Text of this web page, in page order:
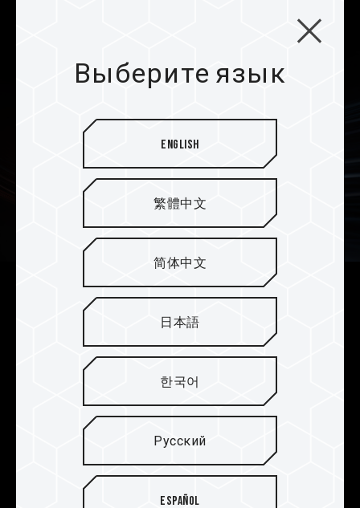
Многослойные ребра
теплоотвода из
алюминиевого сплава для
удвоения площади
рассеивания тепла
Благодаря увеличенной в несколько раз
площади теплоотвода многослойных ребер из
алюминиевого сплава обеспечивается
исключительное рассеивание тепла.
Выберите язык
English
繁體中文
简体中文
日本語
한국어
Русский
Español